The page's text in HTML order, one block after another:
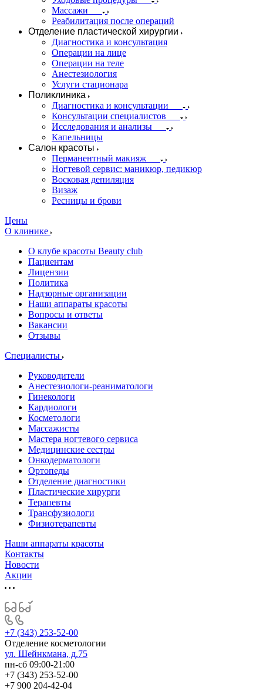
Массажи
Реабилитация после операций
Отделение пластической хирургии
Диагностика и консультация
Операции на лице
Операции на теле
Анестезиология
Услуги стационара
Поликлиника
Диагностика и консультации
Консультации специалистов
Исследования и анализы
Капельницы
Салон красоты
Перманентный макияж
Ногтевой сервис: маникюр, педикюр
Восковая депиляция
Визаж
Ресницы и брови
Цены
О клинике
О клубе красоты Beauty club
Пациентам
Лицензии
Политика
Надзорные организации
Наши аппараты красоты
Вопросы и ответы
Вакансии
Отзывы
Специалисты
Руководители
Анестезиологи-реаниматологи
Гинекологи
Кардиологи
Косметологи
Массажисты
Мастера ногтевого сервиса
Медицинские сестры
Онкодерматологи
Ортопеды
Отделение диагностики
Пластические хирурги
Терапевты
Трансфузиологи
Физиотерапевты
Наши аппараты красоты
Контакты
Новости
Акции
+7 (343) 253-52-00
Отделение косметологии
ул. Шейнкмана, д.75
пн-сб 09:00-21:00
+7 (343) 253-52-00
+7 900 204-42-04